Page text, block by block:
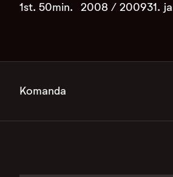
1st. 50min. 2008 / 200931.
Komanda